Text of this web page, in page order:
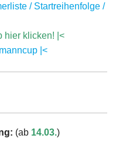
/ Startreihenfolge /
hier klicken! |<
|<
(ab 14.03.)